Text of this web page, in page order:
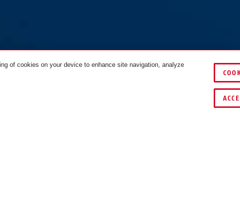
of cookies on your device to enhance site navigation, analyze